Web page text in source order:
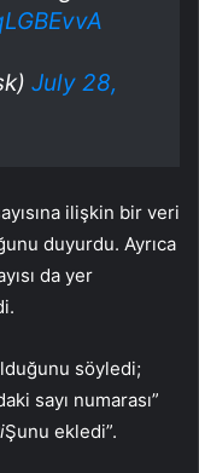
July 28,
ilişkin bir veri
duyurdu. Ayrıca
da yer
söyledi;
sayı numarası”
Şunu ekledi”.